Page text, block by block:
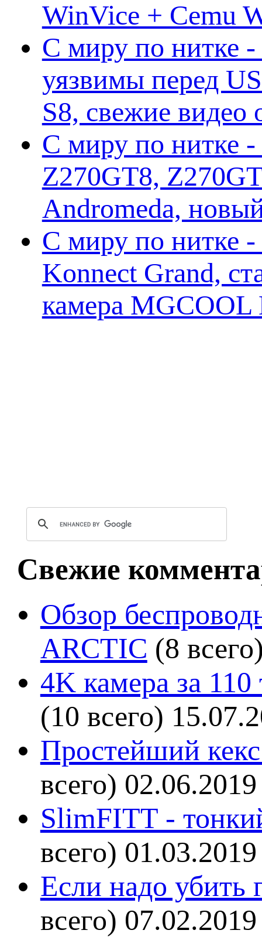
WinVice + Cemu
С миру по нитке
уязвимы перед
S8, свежие
С миру по нитке -
Z270GT8,
Andromeda,
С миру по нитке -
Konnect Grand,
камера MGCOOL
Свежие
Обзор
ARCTIC (8
4K камера за
(10 всего)
Простейший кекс
всего) 02.06.2019
SlimFITT -
всего) 01.03.2019
Если надо убить
всего) 07.02.2019